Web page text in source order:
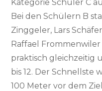
Kategorie Schüler C
Bei den Schülern B
Zinggeler, Lars
Raffael Frommenwiler
praktisch gleichzeitig
bis 12. Der Schnellste
100 Meter vor dem